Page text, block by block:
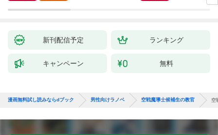
新刊配信予定 ランキング
キャンペーン 無料
漫画無料試し読みならdブック 男性向けラノベ 空戦魔導士候補生の教官 空